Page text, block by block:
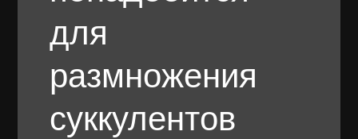
для
размножения
суккулентов